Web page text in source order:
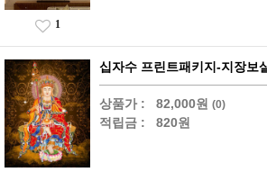
1
십자수 프린트패키지-지장보
상품가 : 82,000원 (0)
적립금 : 820원